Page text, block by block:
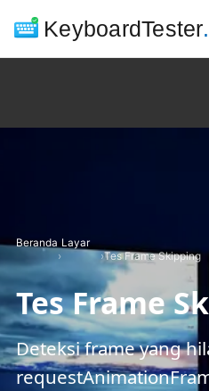
KeyboardTester
Beranda
›
Layar
›Tes Frame Skipping
Tes Frame
Deteksi frame yang